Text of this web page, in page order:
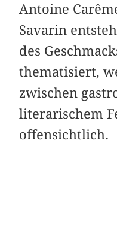
Antoine
Savarin
des
thematisiert,
zwischen
literarischem
offensichtlich.